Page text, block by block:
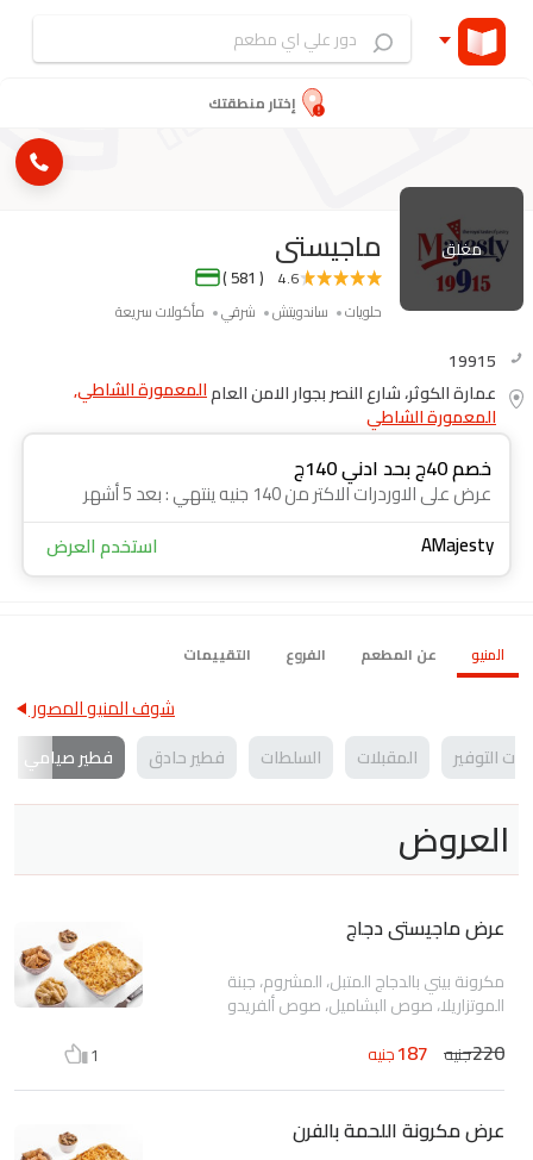
إختار منطقتك
مغلق ماجيستى
4.6
( 581 )
حلويات ساندويتش شرقي مأكولات سريعة
19915
عمارة الكوثر، شارع النصر بجوار الامن العامالمعمورة الشاطي,
المعمورة الشاطي
خصم 40ج بحد ادني 140ج
عرض على الاوردرات الاكتر من 140 جنيه ينتهي : بعد 5 أشهر
AMajesty
استخدم العرض
المنيو عن المطعم الفروع التقييمات
شوف المنيو المصور
التوفير المقبلات السلطات فطير حادق فطير صيامي
العروض
عرض ماجيستى دجاج
مكرونة بيني بالدجاج المتبل، المشروم، جبنة
الموتزاريلا، صوص البشاميل، صوص ألفريدو
220جنيه 187جنيه 1
عرض مكرونة اللحمة بالفرن